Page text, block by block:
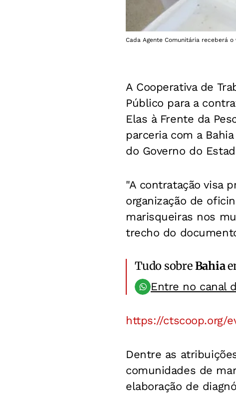
Cada Agente Comunitária receberá
A Cooperativa de
Público para a
Elas à Frente da
parceria com a
do Governo do
"A contratação visa
organização de
marisqueiras nos
trecho do
Tudo sobreBahia
Entre no canal
https://ctscoop.org/
Dentre as
comunidades de
elaboração de